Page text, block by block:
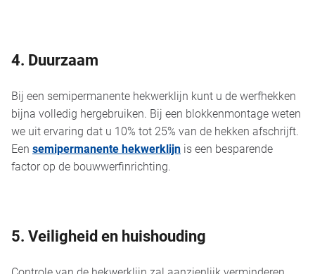
4. Duurzaam
Bij een semipermanente hekwerklijn kunt u de werfhekken
bijna volledig hergebruiken. Bij een blokkenmontage weten
we uit ervaring dat u 10% tot 25% van de hekken afschrijft.
Een semipermanente hekwerklijn is een besparende
factor op de bouwwerfinrichting.
5. Veiligheid en huishouding